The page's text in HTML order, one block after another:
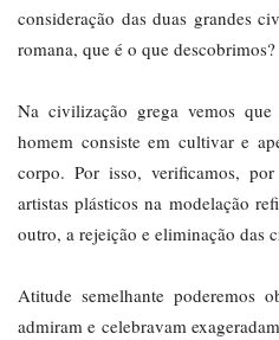
consideração das duas grandes
romana, que é o que descobrimos?
Na civilização grega vemos
homem consiste em cultivar e
corpo. Por isso, verificamos,
artistas plásticos na modelação
outro, a rejeição e eliminação das
Atitude semelhante poderemos
admiram e celebravam